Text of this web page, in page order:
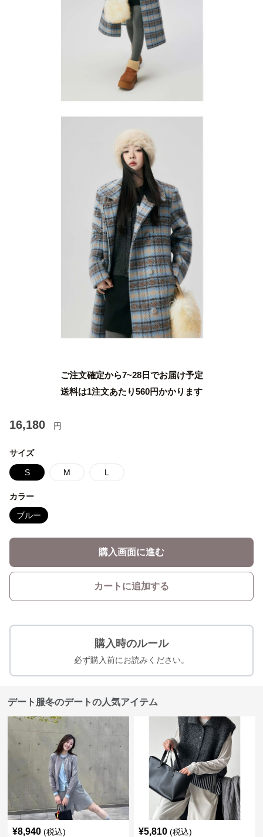
ご注文確定から7~28日でお届け予定
送料は1注文あたり560円かかります
16,180 円
サイズ
S M L
カラー
ブルー
購入画面に進む
カートに追加する
購入時のルール
必ず購入前にお読みください。
デート服冬のデートの人気アイテム
¥8,940 (税込) ¥5,810 (税込)